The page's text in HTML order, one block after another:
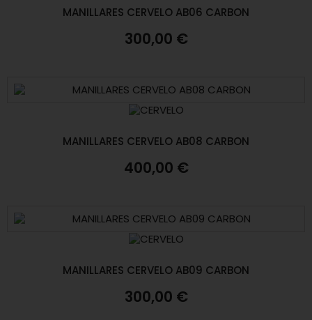
MANILLARES CERVELO AB06 CARBON
300,00 €
MANILLARES CERVELO AB08 CARBON
400,00 €
MANILLARES CERVELO AB09 CARBON
300,00 €